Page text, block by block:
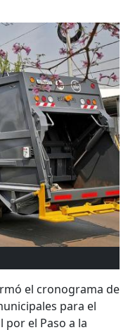
el cronograma de
para el
por el Paso a la